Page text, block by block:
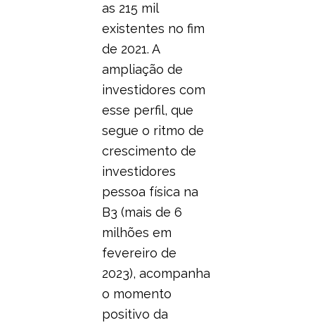
as 215 mil
existentes no fim
de 2021. A
ampliação de
investidores com
esse perfil, que
segue o ritmo de
crescimento de
investidores
pessoa física na
B3 (mais de 6
milhões em
fevereiro de
2023), acompanha
o momento
positivo da